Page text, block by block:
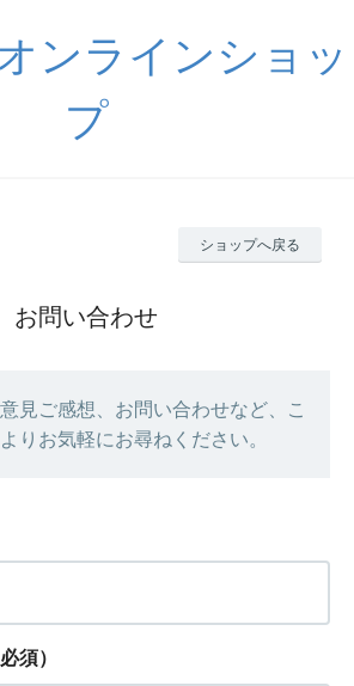
ンラインショッ
プ
ショップへ戻る
お問い合わせ
見ご感想、お問い合わせなど、こ
りお気軽にお尋ねください。
必須）